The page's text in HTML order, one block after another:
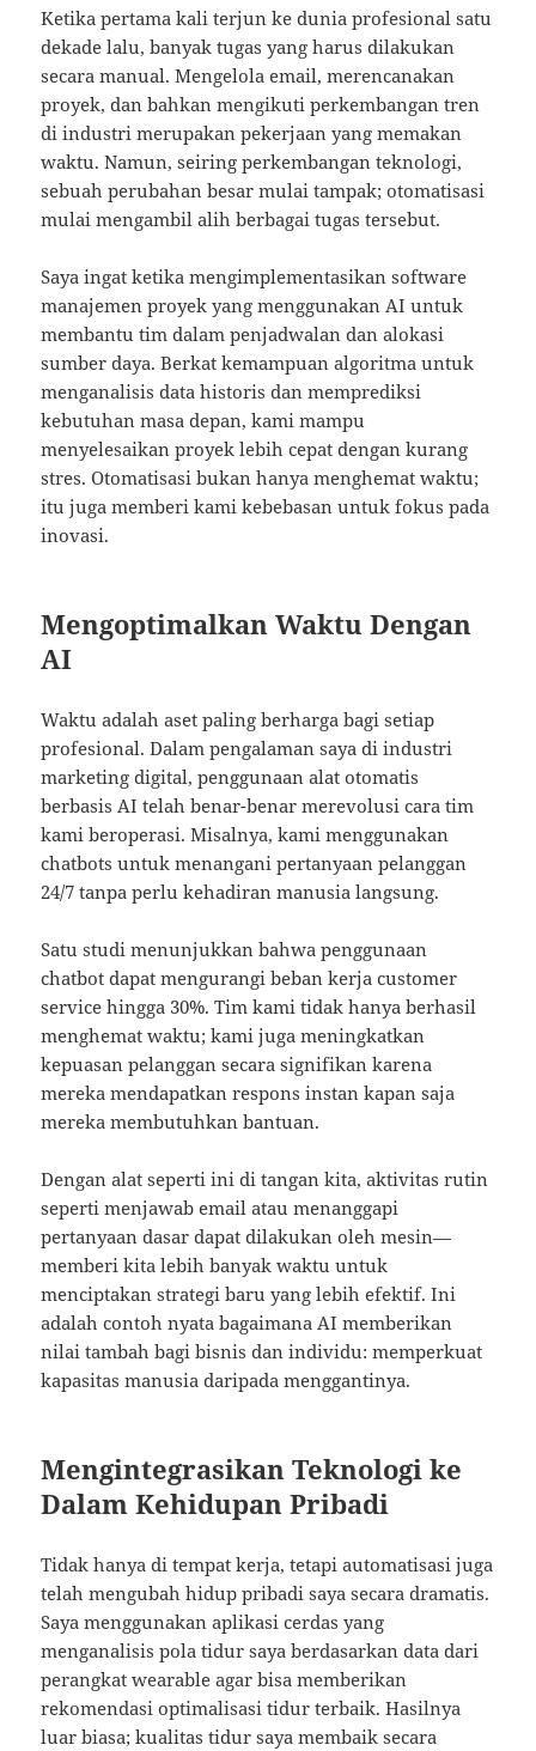
Ketika pertama kali terjun ke dunia profesional satu
dekade lalu, banyak tugas yang harus dilakukan
secara manual. Mengelola email, merencanakan
proyek, dan bahkan mengikuti perkembangan tren
di industri merupakan pekerjaan yang memakan
waktu. Namun, seiring perkembangan teknologi,
sebuah perubahan besar mulai tampak; otomatisasi
mulai mengambil alih berbagai tugas tersebut.
Saya ingat ketika mengimplementasikan software
manajemen proyek yang menggunakan AI untuk
membantu tim dalam penjadwalan dan alokasi
sumber daya. Berkat kemampuan algoritma untuk
menganalisis data historis dan memprediksi
kebutuhan masa depan, kami mampu
menyelesaikan proyek lebih cepat dengan kurang
stres. Otomatisasi bukan hanya menghemat waktu;
itu juga memberi kami kebebasan untuk fokus pada
inovasi.
Mengoptimalkan Waktu Dengan
AI
Waktu adalah aset paling berharga bagi setiap
profesional. Dalam pengalaman saya di industri
marketing digital, penggunaan alat otomatis
berbasis AI telah benar-benar merevolusi cara tim
kami beroperasi. Misalnya, kami menggunakan
chatbots untuk menangani pertanyaan pelanggan
24/7 tanpa perlu kehadiran manusia langsung.
Satu studi menunjukkan bahwa penggunaan
chatbot dapat mengurangi beban kerja customer
service hingga 30%. Tim kami tidak hanya berhasil
menghemat waktu; kami juga meningkatkan
kepuasan pelanggan secara signifikan karena
mereka mendapatkan respons instan kapan saja
mereka membutuhkan bantuan.
Dengan alat seperti ini di tangan kita, aktivitas rutin
seperti menjawab email atau menanggapi
pertanyaan dasar dapat dilakukan oleh mesin—
memberi kita lebih banyak waktu untuk
menciptakan strategi baru yang lebih efektif. Ini
adalah contoh nyata bagaimana AI memberikan
nilai tambah bagi bisnis dan individu: memperkuat
kapasitas manusia daripada menggantinya.
Mengintegrasikan Teknologi ke
Dalam Kehidupan Pribadi
Tidak hanya di tempat kerja, tetapi automatisasi juga
telah mengubah hidup pribadi saya secara dramatis.
Saya menggunakan aplikasi cerdas yang
menganalisis pola tidur saya berdasarkan data dari
perangkat wearable agar bisa memberikan
rekomendasi optimalisasi tidur terbaik. Hasilnya
luar biasa; kualitas tidur saya membaik secara